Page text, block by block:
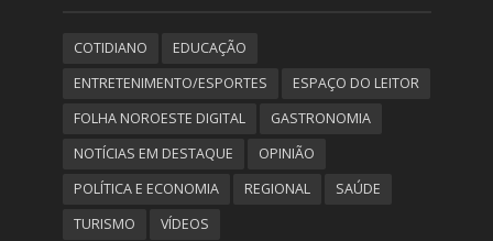
COTIDIANO
EDUCAÇÃO
ENTRETENIMENTO/ESPORTES
ESPAÇO DO LEITOR
FOLHA NOROESTE DIGITAL
GASTRONOMIA
NOTÍCIAS EM DESTAQUE
OPINIÃO
POLÍTICA E ECONOMIA
REGIONAL
SAÚDE
TURISMO
VÍDEOS